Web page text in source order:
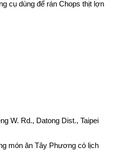
cụ dùng để rán Chops thịt lợn
W. Rd., Datong Dist., Taipei
món ăn Tây Phương có lịch